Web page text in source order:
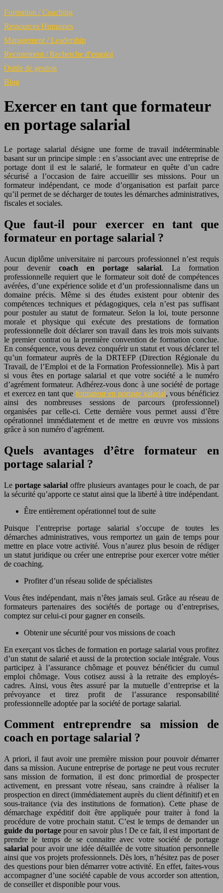
Formation / Coaching
Ressources Humaines
Management / Leadership
Recrutement / Recherche d’emploi
Outils de gestion
Blog
Exercer en tant que formateur
en portage salarial
Le portage salarial désigne une forme de travail indéterminable
basant sur un principe simple : en s’associant avec une entreprise de
portage dont il est le salarié, le formateur en quête d’un cadre
sécurisé a l’occasion de faire accueillir ses missions. Pour un
formateur indépendant, ce mode d’organisation est parfait parce
qu’il permet de se décharger de toutes les démarches administratives,
fiscales et sociales.
Que faut-il pour exercer en tant que
formateur en portage salarial ?
Aucun diplôme universitaire ni parcours professionnel n’est requis
pour devenir coach en portage salarial. La formation
professionnelle requiert que le formateur soit doté de compétences
avérées, d’une expérience solide et d’un professionnalisme dans un
domaine précis. Même si des études existent pour obtenir des
compétences techniques et pédagogiques, cela n’est pas suffisant
pour postuler au statut de formateur. Selon la loi, toute personne
morale et physique qui exécute des prestations de formation
professionnelle doit déclarer son travail dans les trois mois suivants
le premier contrat ou la première convention de formation conclue.
En conséquence, vous devez conquérir un statut et vous déclarer tel
qu’un formateur auprès de la DRTEFP (Direction Régionale du
Travail, de l’Emploi et de la Formation Professionnelle). Mis à part
si vous êtes en portage salarial et que votre société a le numéro
d’agrément formateur. Adhérez-vous donc à une société de portage
et exercez en tant que formateur en portage salarial, vous bénéficiez
ainsi des nombreuses sessions de parcours (professionnel)
organisées par celle-ci. Cette dernière vous permet aussi d’être
opérationnel immédiatement et de mettre en œuvre vos missions
grâce à son numéro d’agrément.
Quels avantages d’être formateur en
portage salarial ?
Le portage salarial offre plusieurs avantages pour le coach, de par
la sécurité qu’apporte ce statut ainsi que la liberté à titre indépendant.
Être entièrement opérationnel tout de suite
Puisque l’entreprise portage salarial s’occupe de toutes les
démarches administratives, vous remportez un gain de temps pour
mettre en place votre activité. Vous n’aurez plus besoin de rédiger
un statut juridique ou créer une entreprise pour exercer votre métier
de coaching.
Profiter d’un réseau solide de spécialistes
Vous êtes indépendant, mais n’êtes jamais seul. Grâce au réseau de
formateurs partenaires des sociétés de portage ou d’entreprises,
comptez sur celui-ci pour gagner en conseils.
Obtenir une sécurité pour vos missions de coach
En exerçant vos tâches de formation en portage salarial vous profitez
d’un statut de salarié et aussi de la protection sociale intégrale. Vous
participez à l’assurance chômage et pouvez bénéficier du cumul
emploi chômage. Vous cotisez aussi à la retraite des employés-
cadres. Ainsi, vous êtes assuré par la mutuelle d’entreprise et la
prévoyance et tirez profit de l’assurance responsabilité
professionnelle adoptée par la société de portage salarial.
Comment entreprendre sa mission de
coach en portage salarial ?
A priori, il faut avoir une première mission pour pouvoir démarrer
dans sa mission. Aucune entreprise de portage ne peut vous recruter
sans mission de formation, il est donc primordial de prospecter
activement, en pressant votre réseau, sans craindre à réaliser la
prospection en direct (immédiatement auprès du client définitif) et en
sous-traitance (via des institutions de formation). Cette phase de
démarchage expéditif doit être appliquée pour traiter à fond la
procédure de votre prochain statut. C’est le temps de demander un
guide du portage pour en savoir plus ! De ce fait, il est important de
prendre le temps de se connaitre avec votre société de portage
salarial pour avoir une idée détaillée de votre situation personnelle
ainsi que vos projets professionnels. Dès lors, n’hésitez pas de poser
des questions pour bien démarrer votre activité. En effet, faites-vous
accompagner d’une société capable de vous accorder son attention,
de conseiller et disponible pour vous.